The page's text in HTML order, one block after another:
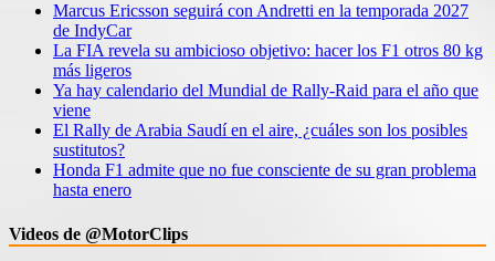
Marcus Ericsson seguirá con Andretti en la temporada 2027
de IndyCar
La FIA revela su ambicioso objetivo: hacer los F1 otros 80 kg
más ligeros
Ya hay calendario del Mundial de Rally-Raid para el año que
viene
El Rally de Arabia Saudí en el aire, ¿cuáles son los posibles
sustitutos?
Honda F1 admite que no fue consciente de su gran problema
hasta enero
Videos de @MotorClips